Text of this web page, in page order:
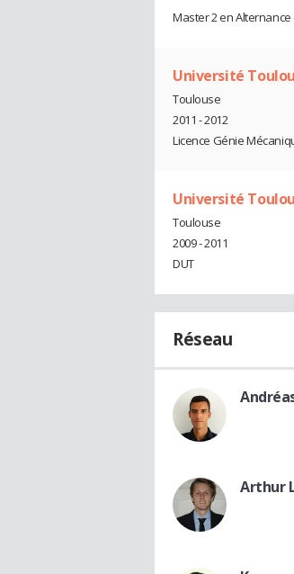
Master 2 en Alternance
Université
Toulouse
2011 - 2012
Licence Génie
Université
Toulouse
2009 - 2011
DUT
Réseau
Arthur